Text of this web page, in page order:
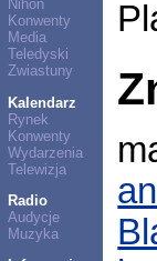
Nihon
Konwenty
Media
Teledyski
Zwiastuny
Kalendarz
Rynek
Konwenty
Wydarzenia
Telewizja
Radio
Audycje
Muzyka